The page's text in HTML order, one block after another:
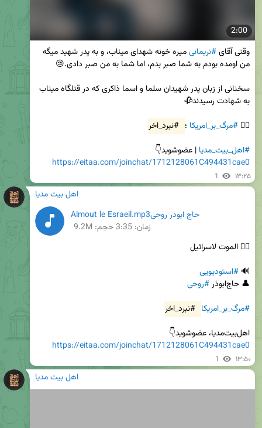
2:00
وقتی آقای #نریمانی
✊🏻 #مرگ_بر_امریکا ؛ #نبرد_اخر
#اهل_بیت_مدیا | عضوشوید👇
https://eitaa.com/joinchat/1712128061C494431cae0
1 ۱۳:۲۵
اهل بیت مدیا
حاج ابوذر روحیAlmout le Esraeil.mp3
زمان: 3:35 حجم: 9.2M
🔊 #استودیویی
👤 حاج‌ابوذر
#روحی
#مرگ_بر_امریکا #نبرد_اخر
اهل‌بیت‌مدیا، عضوشوید👇
https://eitaa.com/joinchat/1712128061C494431cae0
1 ۱۳:۵۰
اهل بیت مدیا